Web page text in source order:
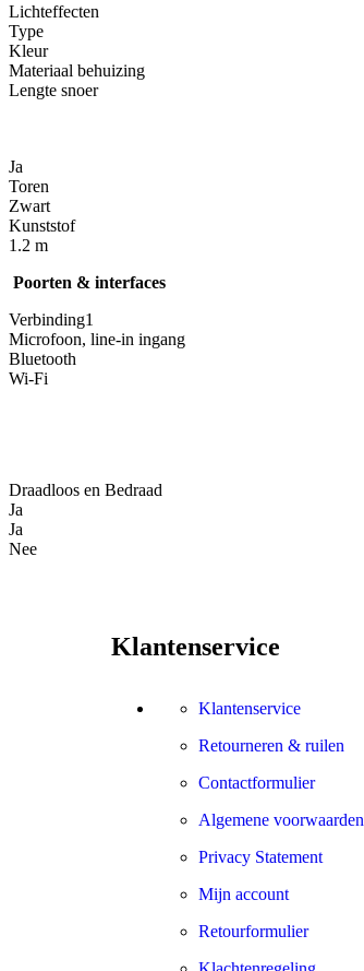
Lichteffecten
Type
Kleur
Materiaal behuizing
Lengte snoer
Ja
Toren
Zwart
Kunststof
1.2 m
Poorten & interfaces
Verbinding1
Microfoon, line-in ingang
Bluetooth
Wi-Fi
Draadloos en Bedraad
Ja
Ja
Nee
Klantenservice
Klantenservice
Retourneren & ruilen
Contactformulier
Algemene voorwaarden
Privacy Statement
Mijn account
Retourformulier